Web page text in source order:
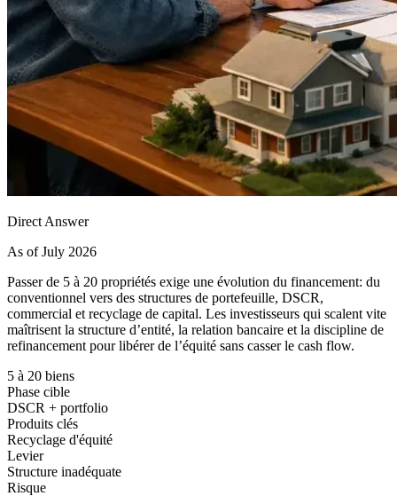
Direct Answer
As of July 2026
Passer de 5 à 20 propriétés exige une évolution du financement: du
conventionnel vers des structures de portefeuille, DSCR,
commercial et recyclage de capital. Les investisseurs qui scalent vite
maîtrisent la structure d’entité, la relation bancaire et la discipline de
refinancement pour libérer de l’équité sans casser le cash flow.
5 à 20 biens
Phase cible
DSCR + portfolio
Produits clés
Recyclage d'équité
Levier
Structure inadéquate
Risque